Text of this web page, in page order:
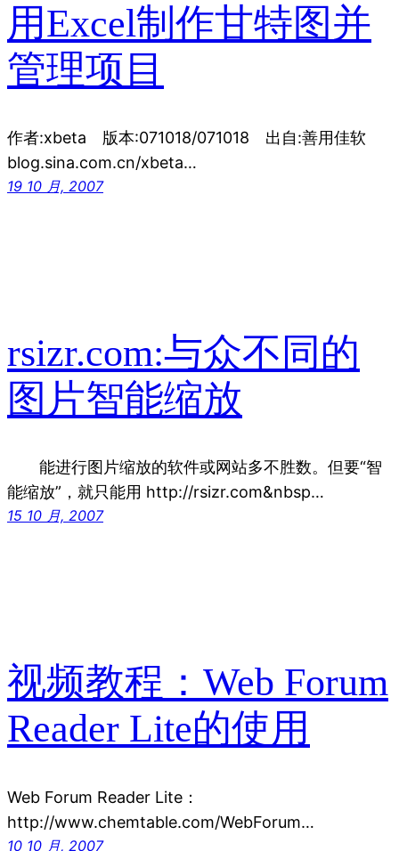
用Excel制作甘特图并
管理项目
作者:xbeta 版本:071018/071018 出自:善用佳软
blog.sina.com.cn/xbeta…
19 10 月, 2007
rsizr.com:与众不同的
图片智能缩放
能进行图片缩放的软件或网站多不胜数。但要“智
能缩放”，就只能用 http://rsizr.com&nbsp…
15 10 月, 2007
视频教程：Web Forum
Reader Lite的使用
Web Forum Reader Lite：
http://www.chemtable.com/WebForum…
10 10 月, 2007